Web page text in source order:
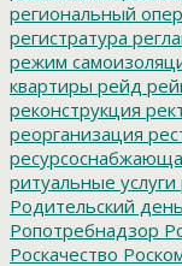
региональный
регистратура
режим
квартиры рейд
реконструкция
реорганизация
ритуальные услуги
Родительский день
Ропотребнадзор
Роскачество